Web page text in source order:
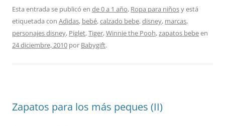
Esta entrada se publicó en de 0 a 1 año, Ropa para niñosy está
etiquetada con Adidas, bebé,calzado bebe,disney, marcas,
personajes disney, Piglet,Tiger,Winnie the Pooh,zapatos bebeen
24 diciembre, 2010 por Babygift.
Zapatos para los más peques (II)